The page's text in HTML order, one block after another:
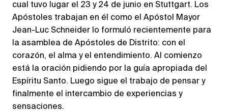
cual tuvo lugar el 23 y 24 de junio en Stuttgart. Los
Apóstoles trabajan en él como el Apóstol Mayor
Jean-Luc Schneider lo formuló recientemente para
la asamblea de Apóstoles de Distrito: con el
corazón, el alma y el entendimiento. Al comienzo
está la oración pidiendo por la guía apropiada del
Espíritu Santo. Luego sigue el trabajo de pensar y
finalmente el intercambio de experiencias y
sensaciones.